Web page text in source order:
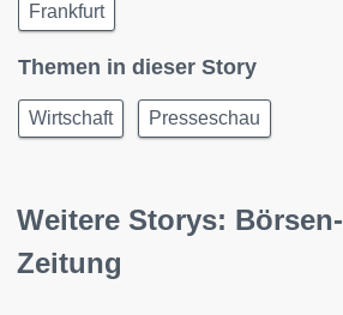
Frankfurt
Themen in dieser Story
Wirtschaft Presseschau
Weitere Storys: Börsen-
Zeitung